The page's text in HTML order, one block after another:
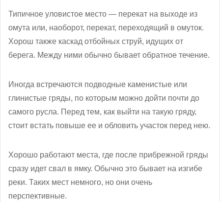
Типичное уловистое место — перекат на выходе из
омута или, наоборот, перекат, переходящий в омуток.
Хорош также каскад отбойных струй, идущих от
берега. Между ними обычно бывает обратное течение.
Иногда встречаются подводные каменистые или
глинистые гряды, по которым можно дойти почти до
самого русла. Перед тем, как выйти на такую гряду,
стоит встать повыше ее и обловить участок перед нею.
Хорошо работают места, где после прибрежной гряды
сразу идет свал в ямку. Обычно это бывает на изгибе
реки. Таких мест немного, но они очень
перспективные.